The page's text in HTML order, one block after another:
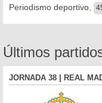
Periodismo deportivo
Últimos
JORNADA 38 | REAL